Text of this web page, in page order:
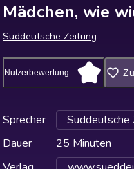
Mädchen, wie
Süddeutsche Zeitung
Nutzerbewertung
Sprecher
Süddeutsche
Dauer
25 Minuten